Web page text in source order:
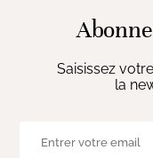
Saisissez
la